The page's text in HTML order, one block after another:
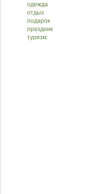
одежда
отдых
подарок
праздник
туризм